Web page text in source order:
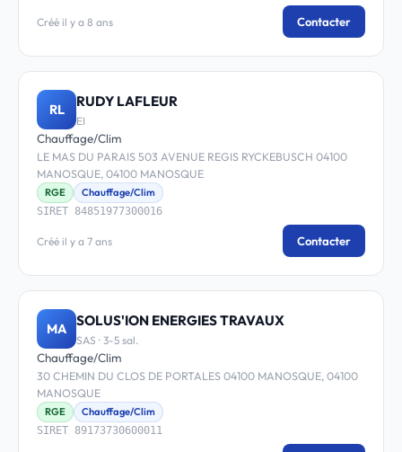
Créé il y a 8 ans Contacter
RL RUDY LAFLEUR
EI
Chauffage/Clim
LE MAS DU PARAIS 503 AVENUE REGIS RYCKEBUSCH 04100
MANOSQUE, 04100 MANOSQUE
RGE
Chauffage/Clim
SIRET 84851977300016
Créé il y a 7 ans Contacter
MA SOLUS'ION ENERGIES TRAVAUX
SAS · 3-5 sal.
Chauffage/Clim
30 CHEMIN DU CLOS DE PORTALES 04100 MANOSQUE, 04100
MANOSQUE
RGE
Chauffage/Clim
SIRET 89173730600011